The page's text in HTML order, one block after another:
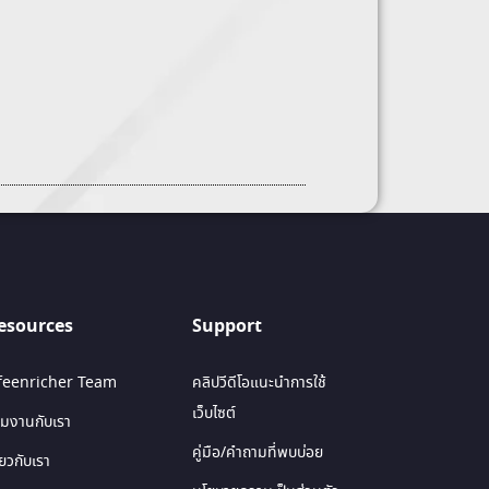
Team
งานกับเรา
วกับเรา
Support
คลิปวีดีโอแนะนำการใช้
เว็บไซต์
คู่มือ/คำถามที่พบบ่อย